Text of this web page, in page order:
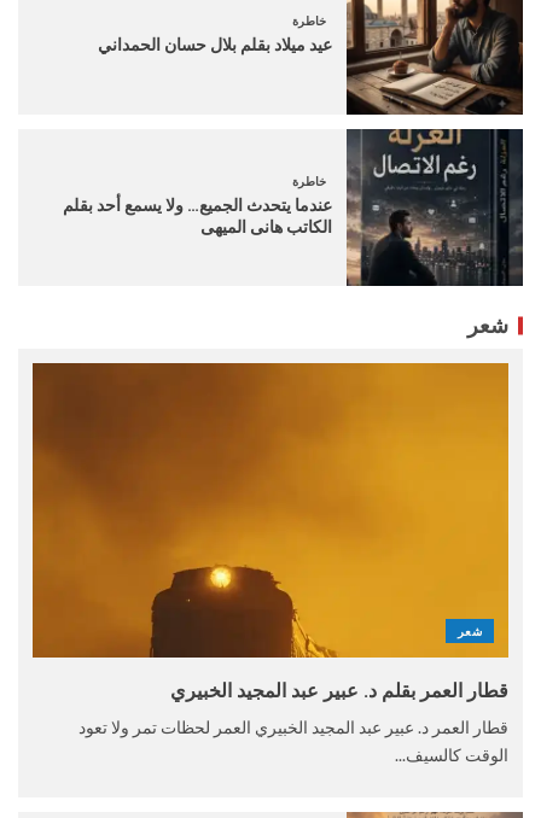
خاطرة
عيد ميلاد بقلم بلال حسان الحمداني
خاطرة
عندما يتحدث الجميع… ولا يسمع أحد بقلم
الكاتب هانى الميهى
شعر
شعر
قطار العمر بقلم د. عبير عبد المجيد الخبيري
قطار العمر د. عبير عبد المجيد الخبيري العمر لحظات تمر ولا تعود
الوقت كالسيف...